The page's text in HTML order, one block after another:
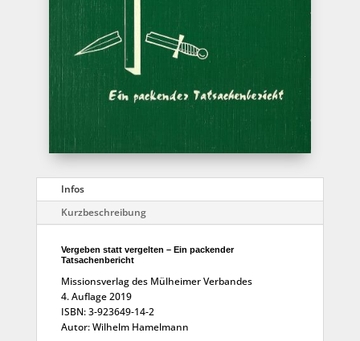
Infos
Kurzbeschreibung
Vergeben statt vergelten – Ein packender
Tatsachenbericht
Missionsverlag des Mülheimer Verbandes
4. Auflage 2019
ISBN: 3-923649-14-2
Autor: Wilhelm Hamelmann